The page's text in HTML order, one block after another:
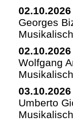
02.10.2026
Georges
02.10.2026
Wolfgang
03.10.2026
Umberto